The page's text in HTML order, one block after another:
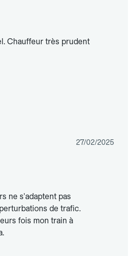
Chauffeur très prudent
27/02/2025
ne s'adaptent pas
de trafic.
fois mon train à